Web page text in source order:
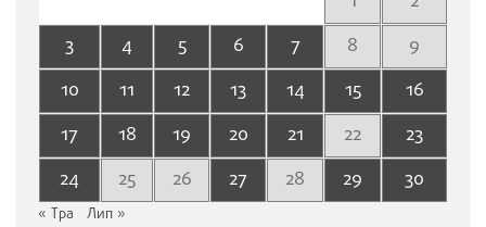
3
4 5 6 7 8
9
10
11 12 13 14 15
16
17
18 19 20 21 22
23
24
25 26 27 28 29 30
« Тра Лип »